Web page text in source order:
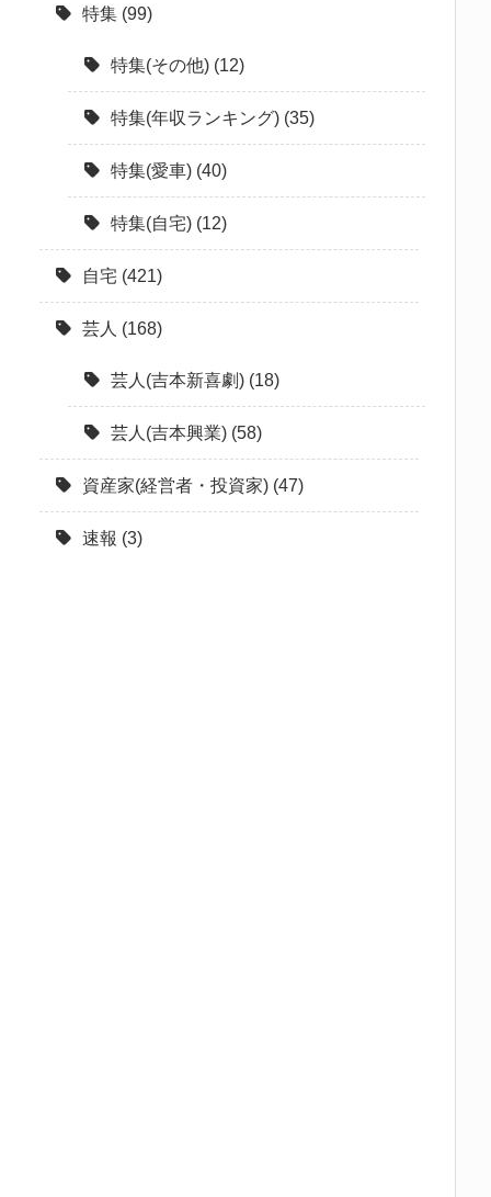
特集 (99)
特集(その他) (12)
特集(年収ランキング) (35)
特集(愛車) (40)
特集(自宅) (12)
自宅 (421)
芸人 (168)
芸人(吉本新喜劇) (18)
芸人(吉本興業) (58)
資産家(経営者・投資家) (47)
速報 (3)